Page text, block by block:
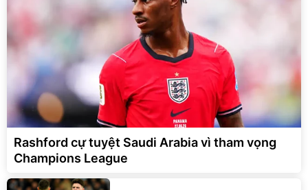
Rashford cự tuyệt Saudi Arabia vì tham vọng
Champions League